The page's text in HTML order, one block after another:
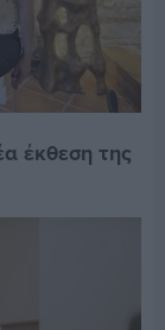
έκθεση της